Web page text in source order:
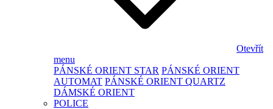
Otevřít
menu
PÁNSKÉ ORIENT STAR PÁNSKÉ ORIENT
AUTOMAT PÁNSKÉ ORIENT QUARTZ
DÁMSKÉ ORIENT
POLICE